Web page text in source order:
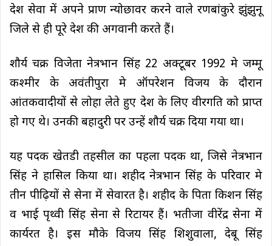
देश सेवा में अपने प्राण न्योछावर करने वाले रणबांकुरे झुंझुनू
जिले से ही पूरे देश की अगवानी करते हैं।
शौर्य चक्र विजेता नेत्रभान सिंह 22 अक्टूबर 1992 मे जम्मू
कश्मीर के अवंतीपुरा मे ऑपरेशन विजय के दौरान
आंतकवादीयों से लोहा लेते हुए देश के लिए वीरगति को प्राप्त
हो गए थे। उनकी बहादुरी पर उन्हें शौर्य चक्र दिया गया था।
यह पदक खेतडी तहसील का पहला पदक था, जिसे नेत्रभान
सिंह ने हासिल किया था। शहीद नेत्रभान सिंह के परिवार मे
तीन पीढ़ियों से सेना में सेवारत है। शहीद के पिता किशन सिंह
व भाई पृथ्वी सिंह सेना से रिटायर हैं। भतीजा वीरेंद्र सेना में
कार्यरत है। इस मौके विजय सिंह शिशुवाला, देबू सिंह